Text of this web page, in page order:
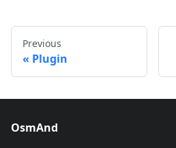
Previous
Plugin
OsmAnd